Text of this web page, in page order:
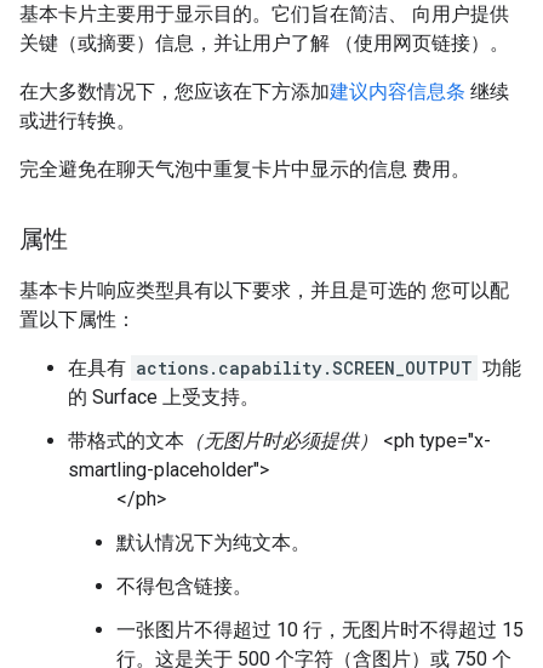
基本卡片主要用于显示目的。它们旨在简洁、 向用户提供
关键（或摘要）信息，并让用户了解 （使用网页链接）。
在大多数情况下，您应该在下方添加建议内容信息条 继续
或进行转换。
完全避免在聊天气泡中重复卡片中显示的信息 费用。
属性
基本卡片响应类型具有以下要求，并且是可选的 您可以配
置以下属性：
在具有 actions.capability.SCREEN_OUTPUT 功能
的 Surface 上受支持。
带格式的文本 （无图片时必须提供）
<ph type="x-
smartling-placeholder">
</ph>
默认情况下为纯文本。
不得包含链接。
一张图片不得超过 10 行，无图片时不得超过 15
行。这是关于 500 个字符（含图片）或 750 个